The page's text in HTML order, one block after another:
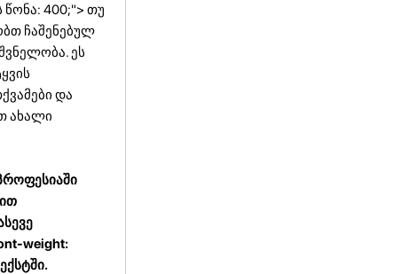
წონა: 400;"> თუ
ჩაშენებულ
ეს
და
ახალი
weight: